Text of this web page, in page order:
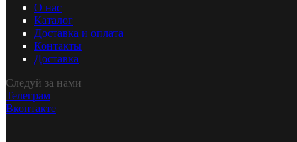
О нас
Каталог
Доставка и оплата
Контакты
Доставка
Следуй за нами
Телеграм
Вконтакте